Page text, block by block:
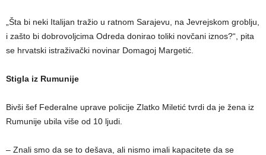
„Šta bi neki Italijan tražio u ratnom Sarajevu, na Jevrejskom groblju,
i zašto bi dobrovoljcima Odreda donirao toliki novčani iznos?“, pita
se hrvatski istraživački novinar Domagoj Margetić.
Stigla iz Rumunije
Bivši šef Federalne uprave policije Zlatko Miletić tvrdi da je žena iz
Rumunije ubila više od 10 ljudi.
– Znali smo da se to dešava, ali nismo imali kapacitete da se